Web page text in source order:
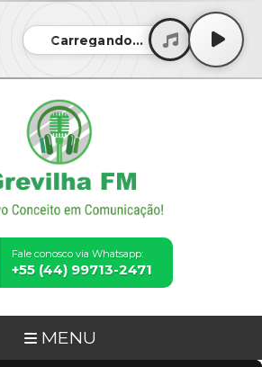
Carregando...
Fale conosco via Whatsapp:
+55 (44) 99713-2471
MENU